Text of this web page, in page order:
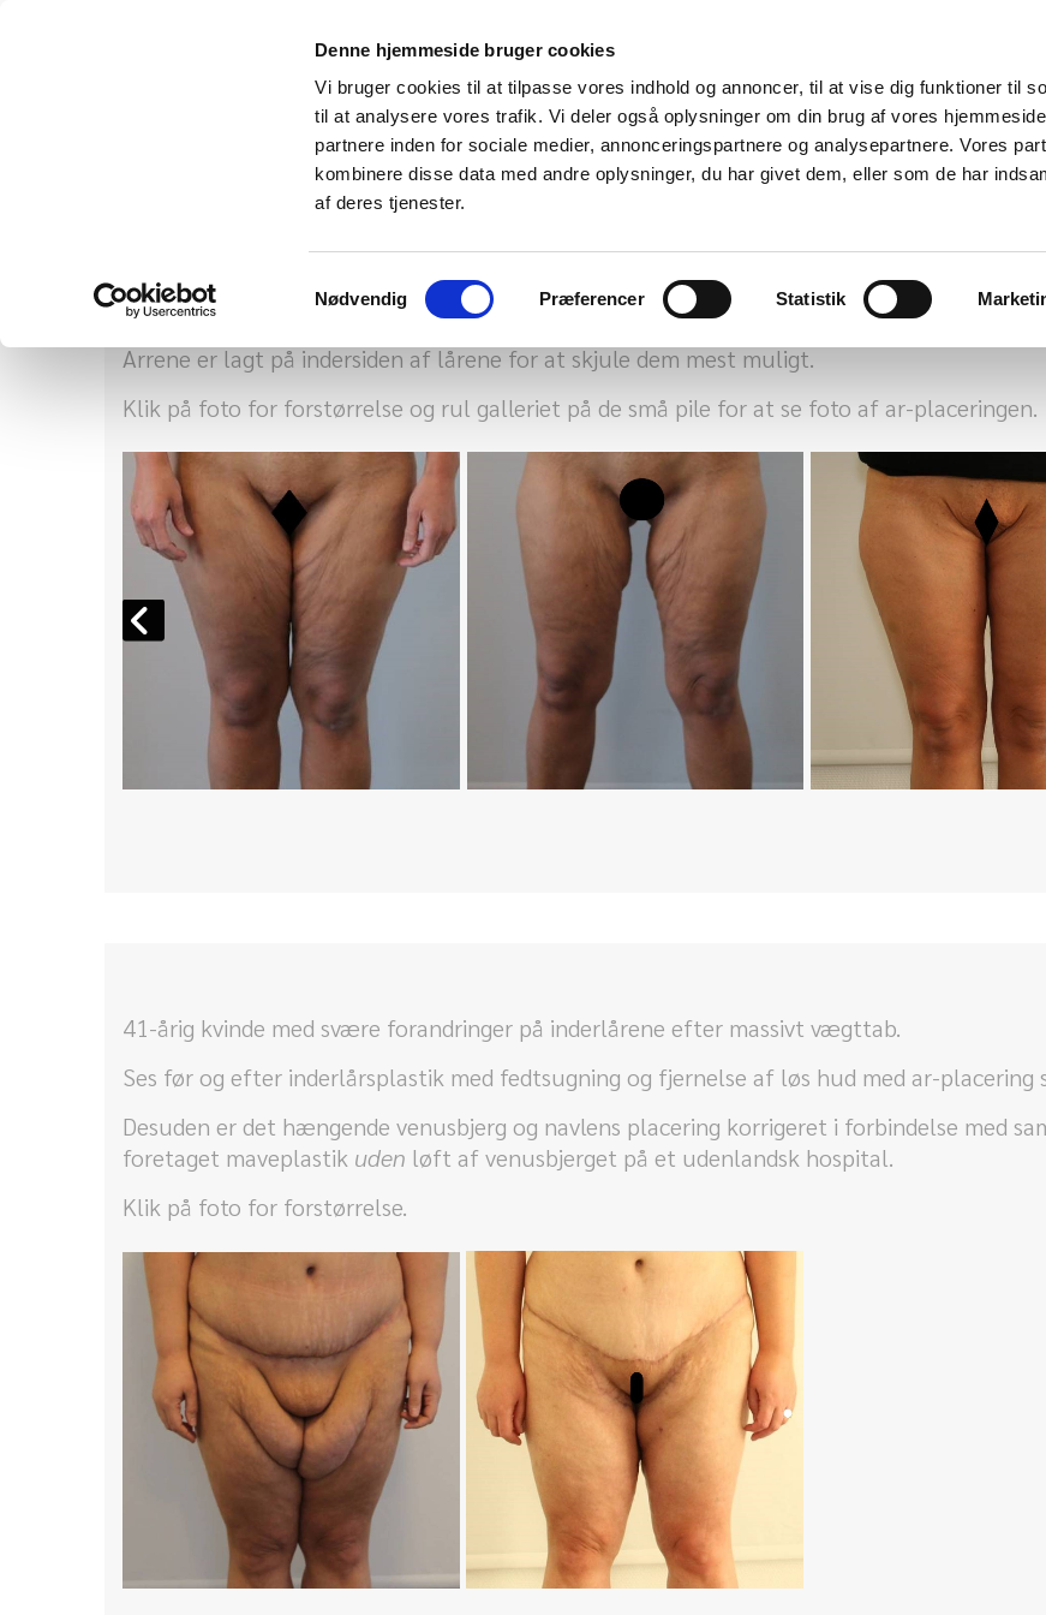
Denne hjemmeside bruger cookies
Vi bruger cookies til at tilpasse vores indhold og annoncer, til at vise dig funktioner til
til at analysere vores trafik. Vi deler også oplysninger om din brug af vores
partnere inden for sociale medier, annonceringspartnere og analysepartnere. Vores
kombinere disse data med andre oplysninger, du har givet dem, eller som de har
af deres tjenester.
Nødvendig Præferencer Statistik
Lårplastik
32-årig kvinde med løs hud på inderlårene.
Før og efter inderlårsplastik (fedtsugning og fjernelse af hudoverskud).
Arrene er lagt på indersiden af lårene for at skjule dem mest muligt.
Klik på foto for forstørrelse og rul galleriet på de små pile for at se foto af ar-placeringen.
41-årig kvinde med svære forandringer på inderlårene efter massivt vægttab.
Ses før og efter inderlårsplastik med fedtsugning og fjernelse af løs hud med ar-placering
Desuden er det hængende venusbjerg og navlens placering korrigeret i forbindelse med
foretaget maveplastik uden løft af venusbjerget på et udenlandsk hospital.
Klik på foto for forstørrelse.